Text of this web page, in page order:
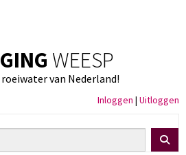
WEESP
van Nederland!
Inloggen | Uitloggen